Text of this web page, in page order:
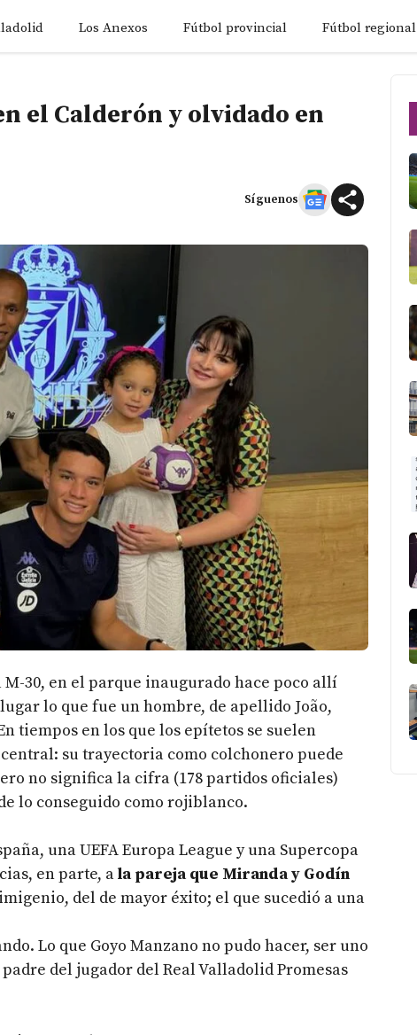
Los Anexos Fútbol provincial Fútbol regional
el Calderón y olvidado en
Síguenos
30, en el parque inaugurado hace poco allí
lo que fue un hombre, de apellido João,
tiempos en los que los epítetos se suelen
su trayectoria como colchonero puede
no significa la cifra (178 partidos oficiales)
lo conseguido como rojiblanco.
una UEFA Europa League y una Supercopa
en parte, ala pareja que Miranda y Godín
del de mayor éxito; el que sucedió a una
Lo que Goyo Manzano no pudo hacer, ser uno
del jugador del Real Valladolid Promesas